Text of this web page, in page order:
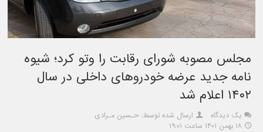
مجلس مصوبه شورای رقابت را وتو کرد؛ شیوه
نامه جدید عرضه خودروهای داخلی در سال
۱۴۰۲ اعلام شد
یک دیدگاه
ارسال شده توسط: حـسین مـرادی
۱۸ بهمن ۱۴۰۱ ساعت ۱۹:۰۱